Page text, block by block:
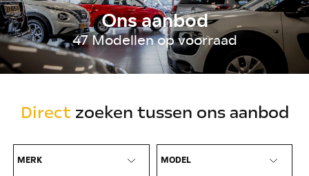
Ons aanbod
47 Modellen op voorraad
Direct zoeken tussen ons aanbod